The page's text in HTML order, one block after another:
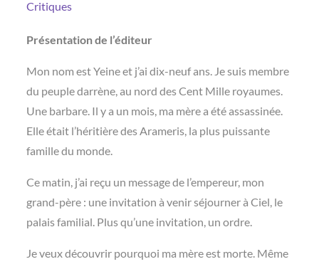
Critiques
Présentation de l’éditeur
Mon nom est Yeine et j’ai dix-neuf ans. Je suis membre
du peuple darrène, au nord des Cent Mille royaumes.
Une barbare. Il y a un mois, ma mère a été assassinée.
Elle était l’héritière des Arameris, la plus puissante
famille du monde.
Ce matin, j’ai reçu un message de l’empereur, mon
grand-père : une invitation à venir séjourner à Ciel, le
palais familial. Plus qu’une invitation, un ordre.
Je veux découvrir pourquoi ma mère est morte. Même